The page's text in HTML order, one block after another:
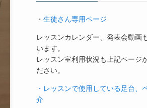
・ 生徒さん専用ページ
レッスンカレンダー、発表会動画
います。
レッスン室利用状況も上記ページ
ださい。
・レッスンで使用している足台、
介